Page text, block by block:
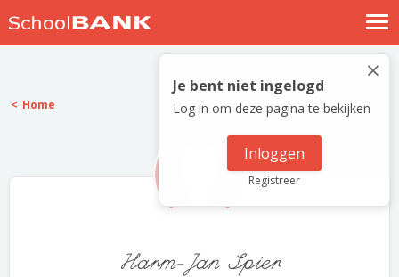
Nostalgische verhalen
Log in
Meld je gratis aan
×
Je bent niet ingelogd
Log in om deze pagina te bekijken
Inloggen
Registreer
Home
Harm-Jan Spier